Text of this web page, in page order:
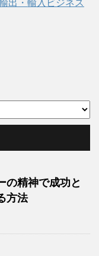
の精神で成功と
方法